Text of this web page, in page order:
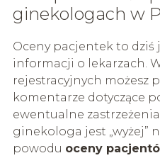
ginekologach w
Oceny pacjentek to dziś
informacji o lekarzach.
rejestracyjnych możesz
komentarze dotyczące
ewentualne
ginekologa jest „wyżej”
powodu oceny